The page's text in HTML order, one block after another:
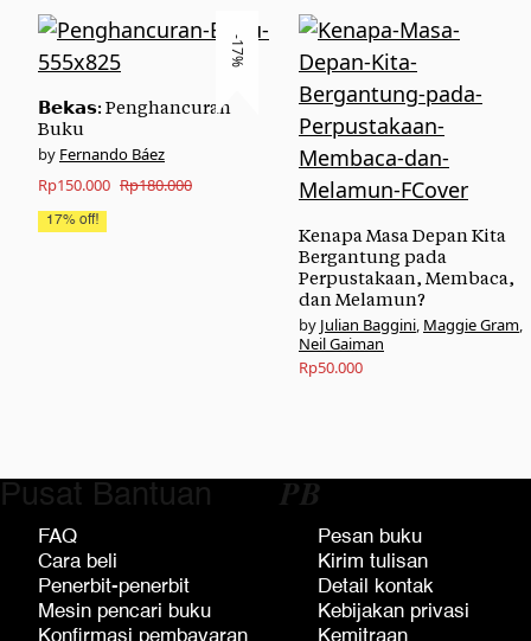
-17%
𝗕𝗲𝗸𝗮𝘀: Penghancuran
Buku
Fernando Báez
Rp180.000
Original
price
Rp150.000
Current
price
17% off!
Kenapa Masa Depan Kita
Bergantung pada
Perpustakaan, Membaca,
dan Melamun?
Julian Baggini Maggie Gram
Neil Gaiman
Rp50.000
Pusat Bantuan
FAQ
Cara beli
Penerbit-penerbit
Mesin pencari buku
Konfirmasi pembayaran
𝑷𝑩
Pesan buku
Kirim tulisan
Detail kontak
Kebijakan privasi
Kemitraan